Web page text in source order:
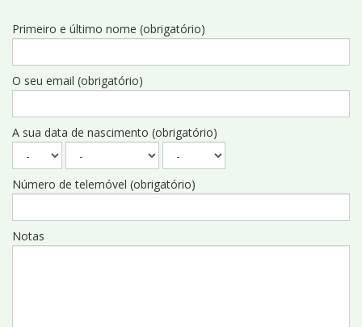
Primeiro e último nome (obrigatório)
O seu email (obrigatório)
A sua data de nascimento (obrigatório)
Número de telemóvel (obrigatório)
Notas